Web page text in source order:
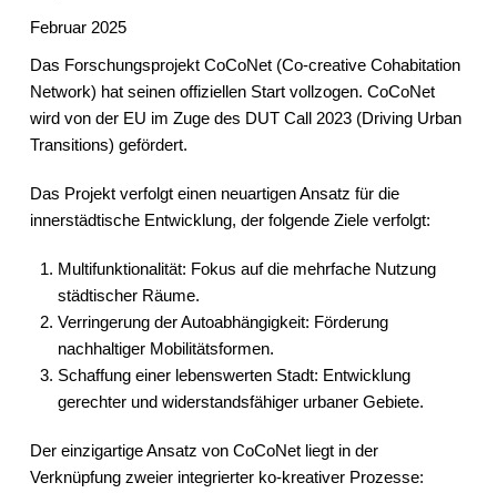
Februar 2025
Das Forschungsprojekt CoCoNet (Co-creative Cohabitation
Network) hat seinen offiziellen Start vollzogen. CoCoNet
wird von der EU im Zuge des DUT Call 2023 (Driving Urban
Transitions) gefördert.
Das Projekt verfolgt einen neuartigen Ansatz für die
innerstädtische Entwicklung, der folgende Ziele verfolgt:
Multifunktionalität: Fokus auf die mehrfache Nutzung
städtischer Räume.
Verringerung der Autoabhängigkeit: Förderung
nachhaltiger Mobilitätsformen.
Schaffung einer lebenswerten Stadt: Entwicklung
gerechter und widerstandsfähiger urbaner Gebiete.
Der einzigartige Ansatz von CoCoNet liegt in der
Verknüpfung zweier integrierter ko-kreativer Prozesse: